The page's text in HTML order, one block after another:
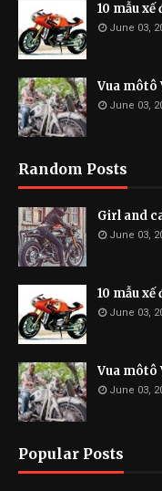
10 mẫu xế
June 03,
Vua môtô
June 03,
Random Posts
Girl and
June 03,
10 mẫu xế
June 03,
Vua môtô
June 03,
Popular Posts